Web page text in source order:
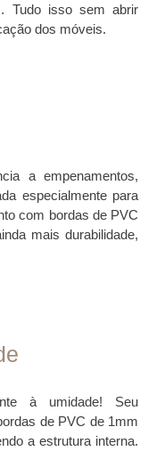
Tudo isso sem abrir
dos móveis.
a empenamentos,
especialmente para
com bordas de PVC
mais durabilidade,
à umidade! Seu
de PVC de 1mm
a estrutura interna.